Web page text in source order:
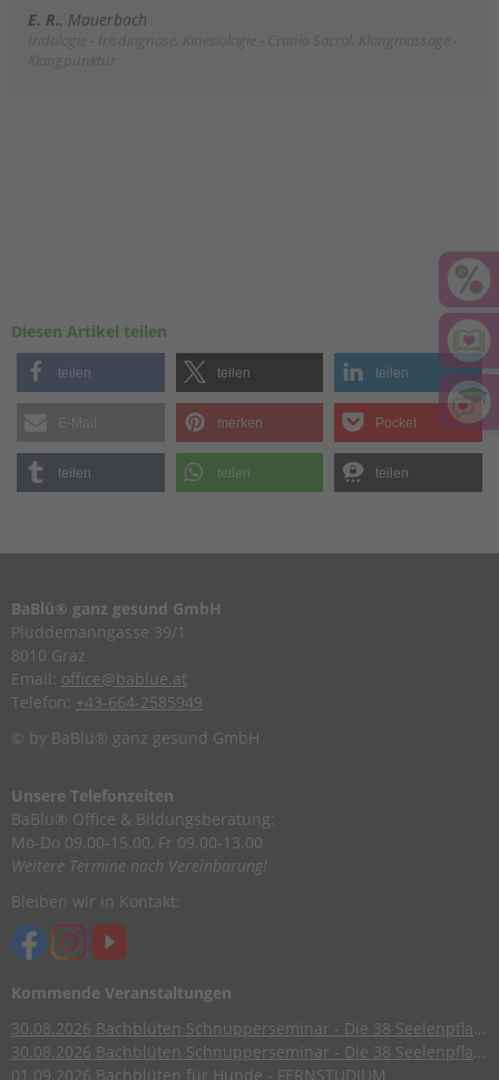
E. R. Mauerbach
Diesen Artikel teilen
teilen teilen teilen
merken Pocket
teilen teilen teilen
BaBlü® ganz gesund GmbH
Plüddemanngasse 39/1
8010 Graz
Email: office@bablue.at
Telefon: +43-664-2585949
© by BaBlü® ganz gesund GmbH
Unsere Telefonzeiten
BaBlü® Office & Bildungsberatung:
Mo-Do 09.00-15.00, Fr 09.00-13.00
Weitere Termine nach Vereinbarung!
Bleiben wir in Kontakt:
Kommende Veranstaltungen
30.08.2026 Bachblüten Schnupperseminar - Die 38 Seelenpflanzen nach Dr. Edward Bach
30.08.2026 Bachblüten Schnupperseminar - Die 38 Seelenpflanzen nach Dr. Edward Bach
01.09.2026 Bachblüten für Hunde - FERNSTUDIUM